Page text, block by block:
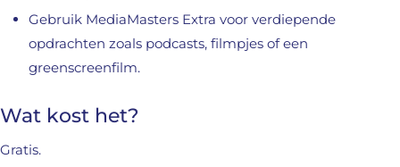
Gebruik MediaMasters Extra voor verdiepende
opdrachten zoals podcasts, filmpjes of een
greenscreenfilm.
Wat kost het?
Gratis.